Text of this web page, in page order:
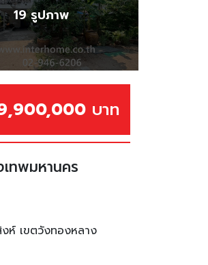
19 รูปภาพ
บาท
ทพมหานคร
ห์ เขตวังทองหลาง